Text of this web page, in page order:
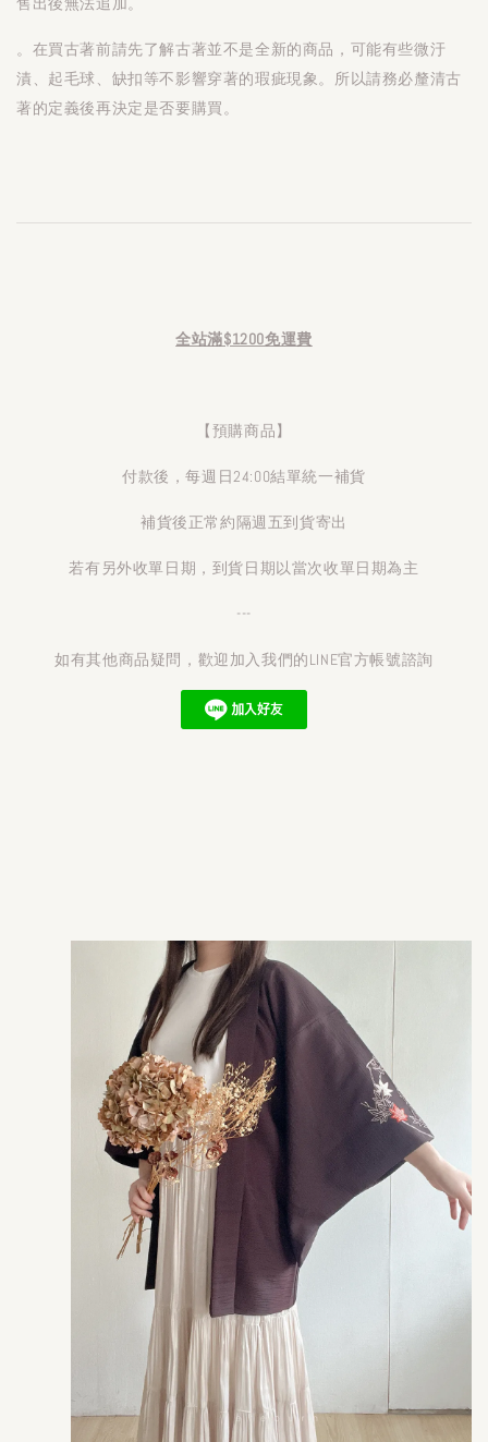
。在買古著前請先了解古著並不是全新的商品，可能有些微汙
漬、起毛球、缺扣等不影響穿著的瑕疵現象。所以請務必釐清古
著的定義後再決定是否要購買。
全站滿$1200免運費
【預購商品】
付款後，每週日24:00結單統一補貨
補貨後正常約隔週五到貨寄出
若有另外收單日期，到貨日期以當次收單日期為主
---
如有其他商品疑問，歡迎加入我們的LINE官方帳號諮詢